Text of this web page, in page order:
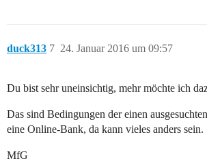
duck313 24. Januar 2016 um 09:57
7
Du bist sehr uneinsichtig, mehr möchte ich
Das sind Bedingungen der einen
eine Online-Bank, da kann vieles anders sein.
MfG